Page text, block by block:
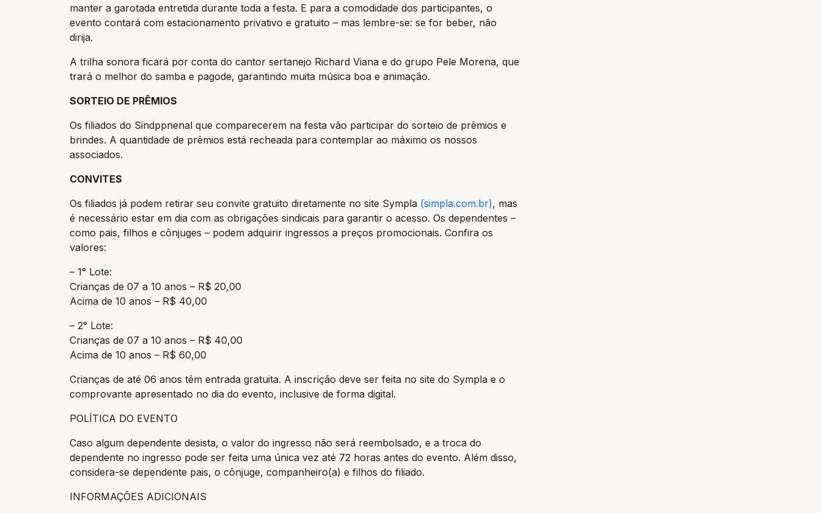
manter a garotada entretida durante toda a festa. E para a comodidade dos participantes, o
evento contará com estacionamento privativo e gratuito – mas lembre-se: se for beber, não
dirija.
A trilha sonora ficará por conta do cantor sertanejo Richard Viana e do grupo Pele Morena, que
trará o melhor do samba e pagode, garantindo muita música boa e animação.
SORTEIO DE PRÊMIOS
Os filiados do Sindppnenal que comparecerem na festa vão participar do sorteio de prêmios e
brindes. A quantidade de prêmios está recheada para contemplar ao máximo os nossos
associados.
CONVITES
Os filiados já podem retirar seu convite gratuito diretamente no site Sympla (simpla.com.br), mas
é necessário estar em dia com as obrigações sindicais para garantir o acesso. Os dependentes –
como pais, filhos e cônjuges – podem adquirir ingressos a preços promocionais. Confira os
valores:
– 1° Lote:
Crianças de 07 a 10 anos – R$ 20,00
Acima de 10 anos – R$ 40,00
– 2° Lote:
Crianças de 07 a 10 anos – R$ 40,00
Acima de 10 anos – R$ 60,00
Crianças de até 06 anos têm entrada gratuita. A inscrição deve ser feita no site do Sympla e o
comprovante apresentado no dia do evento, inclusive de forma digital.
POLÍTICA DO EVENTO
Caso algum dependente desista, o valor do ingresso não será reembolsado, e a troca do
dependente no ingresso pode ser feita uma única vez até 72 horas antes do evento. Além disso,
considera-se dependente pais, o cônjuge, companheiro(a) e filhos do filiado.
INFORMAÇÕES ADICIONAIS